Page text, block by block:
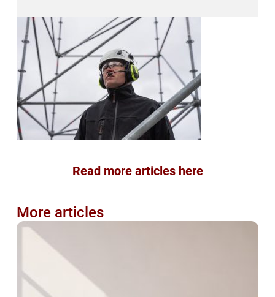
Read more articles here
More articles